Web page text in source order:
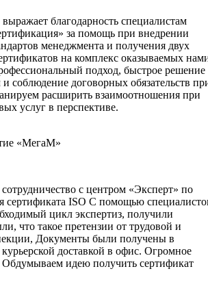
благодарность специалистам
за помощь при внедрении
менеджмента и получения двух
на комплекс оказываемых
подход, быстрое решение
и соблюдение договорных обязательств
расширить взаимоотношения при
услуг в перспективе.
«МегаМ»
с центром «Эксперт» по
сертификата ISO С помощью
цикл экспертиз, получили
что такое претензии от трудовой и
Документы были получены в
доставкой в офис. Огромное
идею получить сертификат